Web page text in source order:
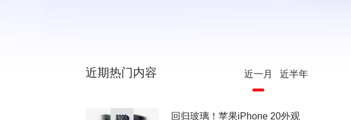
近期热门内容 近一月 近半年
回归玻璃！苹果iPhone 20外观